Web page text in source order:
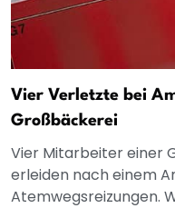
Vier Verletzte bei
Großbäckerei
Vier Mitarbeiter einer
erleiden nach einem
Atemwegsreizungen.